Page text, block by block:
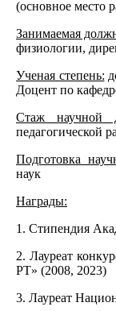
(основное место
Занимаемая
физиологии,
Ученая степень:
Доцент по
Стаж научной
педагогической
Подготовка
наук
Награды:
1. Стипендия
2. Лауреат
РТ» (2008, 2023)
3. Лауреат